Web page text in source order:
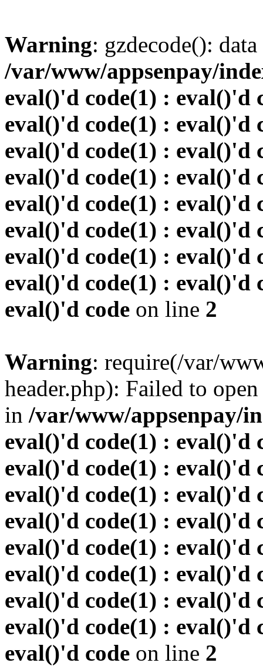
Warning: gzdecode():
/var/www/appsenpay/
eval()'d code(1) : eval()'d
eval()'d code(1) : eval()'d
eval()'d code(1) : eval()'d
eval()'d code(1) : eval()'d
eval()'d code(1) : eval()'d
eval()'d code(1) : eval()'d
eval()'d code(1) : eval()'d
eval()'d code(1) : eval()'d
eval()'d code on line 2
Warning: require(/var/
header.php): Failed to
in /var/www/appsenpay/
eval()'d code(1) : eval()'d
eval()'d code(1) : eval()'d
eval()'d code(1) : eval()'d
eval()'d code(1) : eval()'d
eval()'d code(1) : eval()'d
eval()'d code(1) : eval()'d
eval()'d code(1) : eval()'d
eval()'d code(1) : eval()'d
eval()'d code on line 2